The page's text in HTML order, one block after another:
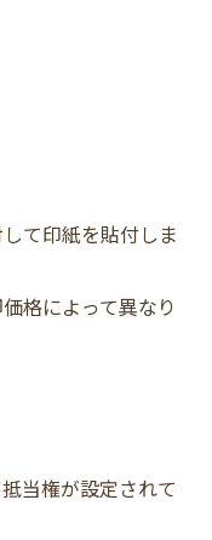
て印紙を貼付しま
格によって異なり
当権が設定されて